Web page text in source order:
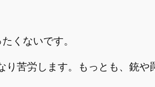
くないです。
苦労します。もっとも、銃や